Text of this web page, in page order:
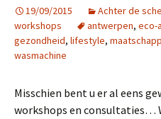
19/09/2015 Achter de
workshops
antwerpen, eco-
gezondheid, lifestyle,
wasmachine
Misschien bent u er al eens
workshops en consultaties…